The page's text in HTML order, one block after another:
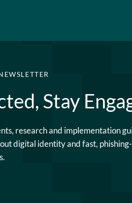
Stay
research and implementation
digital identity and fast,